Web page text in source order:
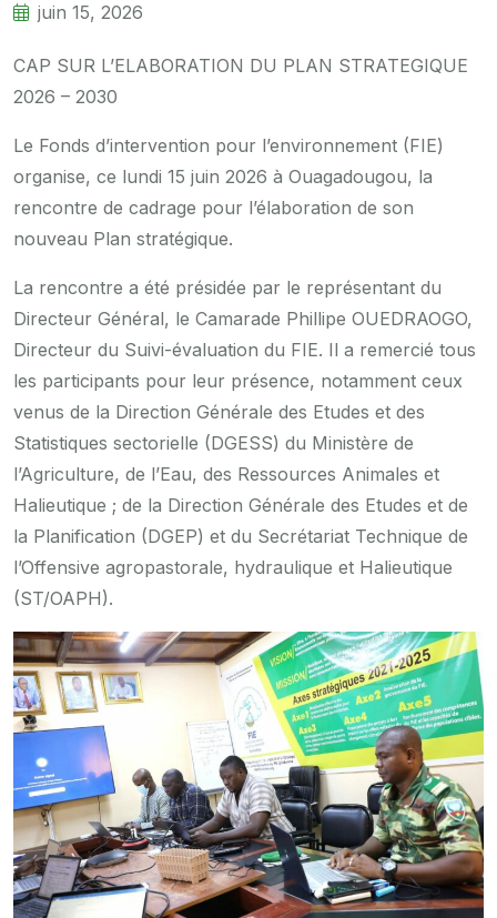
juin 15, 2026
CAP SUR L’ELABORATION DU PLAN STRATEGIQUE
2026 – 2030
Le Fonds d’intervention pour l’environnement (FIE)
organise, ce lundi 15 juin 2026 à Ouagadougou, la
rencontre de cadrage pour l’élaboration de son
nouveau Plan stratégique.
La rencontre a été présidée par le représentant du
Directeur Général, le Camarade Phillipe OUEDRAOGO,
Directeur du Suivi-évaluation du FIE. Il a remercié tous
les participants pour leur présence, notamment ceux
venus de la Direction Générale des Etudes et des
Statistiques sectorielle (DGESS) du Ministère de
l’Agriculture, de l’Eau, des Ressources Animales et
Halieutique ; de la Direction Générale des Etudes et de
la Planification (DGEP) et du Secrétariat Technique de
l’Offensive agropastorale, hydraulique et Halieutique
(ST/OAPH).